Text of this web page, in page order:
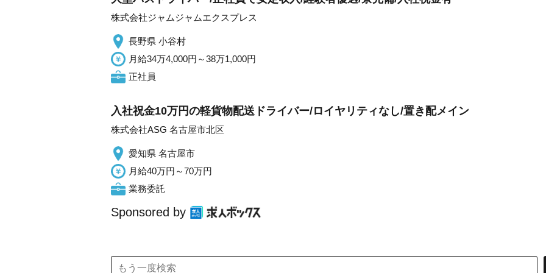
株式会社ジャムジャムエクスプレス
長野県 小谷村
月給34万4,000円～38万1,000円
正社員
入社祝金10万円の軽貨物配送ドライバー/ロイヤリティなし/置き配メイン
株式会社ASG 名古屋市北区
愛知県 名古屋市
月給40万円～70万円
業務委託
Sponsored by